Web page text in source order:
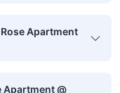
Apartment
Apartment @